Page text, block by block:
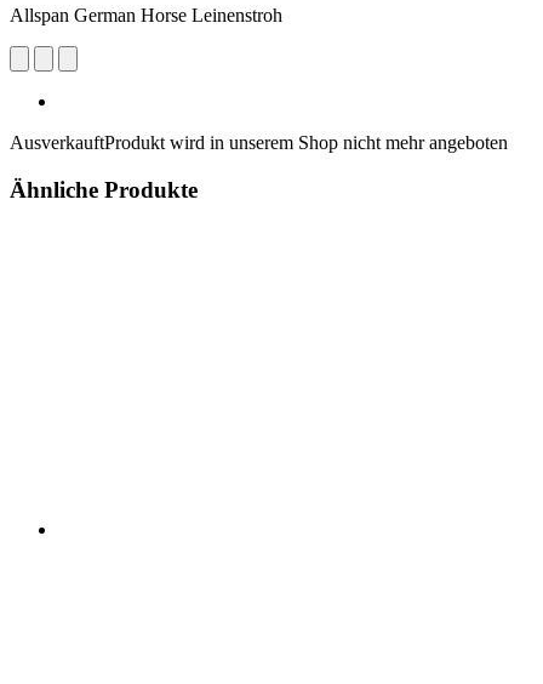
Allspan German Horse Leinenstroh
AusverkauftProdukt wird in unserem Shop nicht mehr angeboten
Ähnliche Produkte